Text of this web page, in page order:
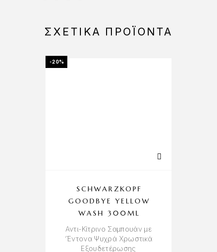
ΣΧΕΤΙΚΆ ΠΡΟΪΌΝΤΑ
-20%
SCHWARZKOPF
GOODBYE YELLOW
WASH 300ML
Αντι-Κίτρινο Σαμπουάν με
‘Έντονα Ψυχρά Χρωστικά
Εξουδετέρωσης